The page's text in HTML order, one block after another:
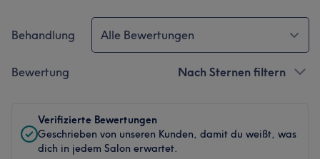
Behandlung Alle Bewertungen
Bewertung Nach Sternen filtern
Verifizierte Bewertungen
Geschrieben von unseren Kunden, damit du weißt, was
dich in jedem Salon erwartet.